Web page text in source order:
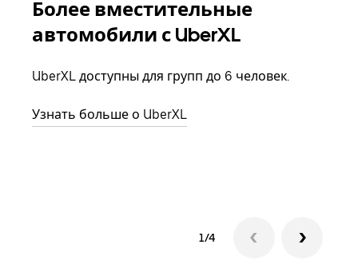
Более вместительные
автомобили с UberXL
UberXL доступны для групп до 6 человек.
Узнать больше о UberXL
1/4